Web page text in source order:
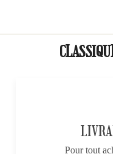
Pour tout